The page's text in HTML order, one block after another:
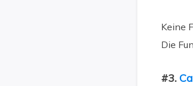
Keine
Die
#3.